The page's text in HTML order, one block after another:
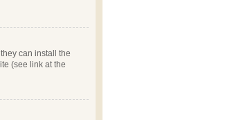
can install the
(see link at the